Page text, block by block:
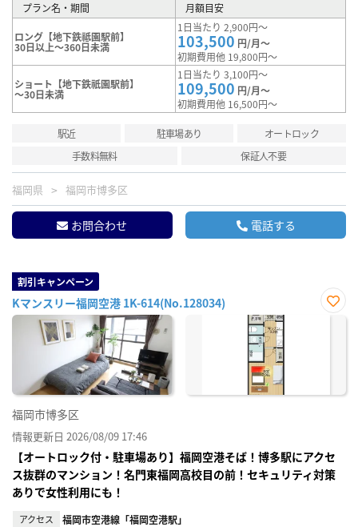
プラン名・期間 月額目安
ロング【地下鉄祗園駅前】
30日以上～360日未満
1日当たり 2,900円～
103,500 円/月～
初期費用他 19,800円～
ショート【地下鉄祇園駅前】
～30日未満
1日当たり 3,100円～
109,500 円/月～
初期費用他 16,500円～
駅近 駐車場あり
オートロック
手数料無料
保証人不要
福岡県 福岡市博多区
お問合わせ 電話する
割引キャンペーン
Kマンスリー福岡空港 1K-614(No.128034)
お気
福岡市博多区
情報更新日 2026/08/09 17:46
【オートロック付・駐車場あり】福岡空港そば！博多駅にアクセ
ス抜群のマンション！名門東福岡高校目の前！セキュリティ対策
ありで女性利用にも！
アクセス 福岡市空港線「福岡空港駅」